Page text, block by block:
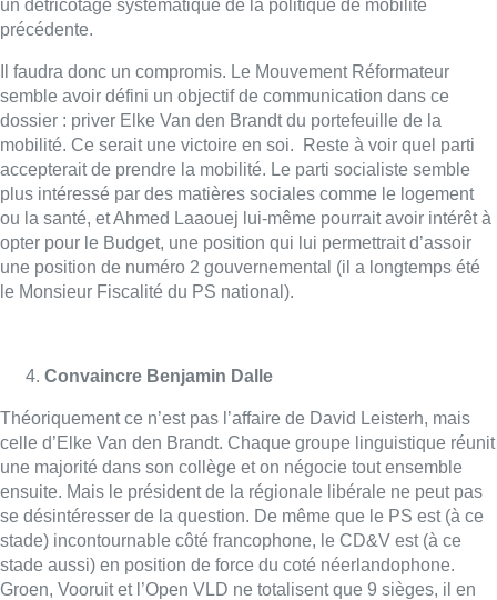
un détricotage systématique de la politique de mobilité
précédente.
Il faudra donc un compromis. Le Mouvement Réformateur
semble avoir défini un objectif de communication dans ce
dossier : priver Elke Van den Brandt du portefeuille de la
mobilité. Ce serait une victoire en soi. Reste à voir quel parti
accepterait de prendre la mobilité. Le parti socialiste semble
plus intéressé par des matières sociales comme le logement
ou la santé, et Ahmed Laaouej lui-même pourrait avoir intérêt à
opter pour le Budget, une position qui lui permettrait d’assoir
une position de numéro 2 gouvernemental (il a longtemps été
le Monsieur Fiscalité du PS national).
Convaincre Benjamin Dalle
Théoriquement ce n’est pas l’affaire de David Leisterh, mais
celle d’Elke Van den Brandt. Chaque groupe linguistique réunit
une majorité dans son collège et on négocie tout ensemble
ensuite. Mais le président de la régionale libérale ne peut pas
se désintéresser de la question. De même que le PS est (à ce
stade) incontournable côté francophone, le CD&V est (à ce
stade aussi) en position de force du coté néerlandophone.
Groen, Vooruit et l’Open VLD ne totalisent que 9 sièges, il en